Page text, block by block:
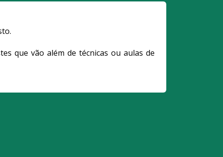
que vão além de técnicas ou aulas de